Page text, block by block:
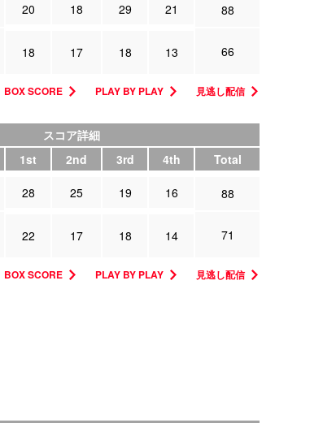
20 18 29 21 88
18 17 18 13 66
BOX SCORE PLAY BY PLAY 見逃し配信
スコア詳細
1st 2nd 3rd 4th Total
28 25 19 16 88
22 17 18 14 71
BOX SCORE PLAY BY PLAY 見逃し配信